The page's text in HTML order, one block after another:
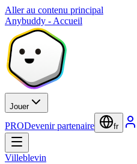
Aller au contenu principal
Anybuddy - Accueil
Jouer
PRODevenir partenaire fr
Villeblevin